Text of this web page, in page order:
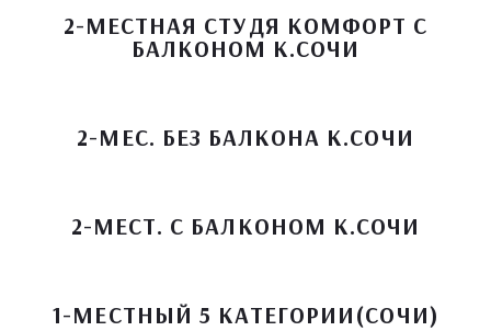
2-МЕСТНАЯ СТУДЯ КОМФОРТ С
БАЛКОНОМ К.СОЧИ
2-МЕС. БЕЗ БАЛКОНА К.СОЧИ
2-МЕСТ. С БАЛКОНОМ К.СОЧИ
1-МЕСТНЫЙ 5 КАТЕГОРИИ(СОЧИ)